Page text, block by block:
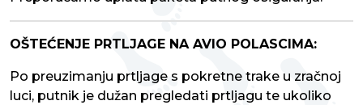
OŠTEĆENJE PRTLJAGE NA AVIO POLASCIMA:
Po preuzimanju prtljage s pokretne trake u zračnoj
luci, putnik je dužan pregledati prtljagu te ukoliko